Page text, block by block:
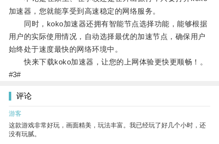
加速器，您就能享受到高速稳定的网络服务。
同时，koko加速器还拥有智能节点选择功能，能够根据
用户的实际使用情况，自动选择最优的加速节点，确保用户
始终处于速度最快的网络环境中。
快来下载koko加速器，让您的上网体验更快更顺畅！。
#3#
评论
游客
这款游戏非常好玩，画面精美，玩法丰富。我已经玩了好几个小时，还
没有玩腻。